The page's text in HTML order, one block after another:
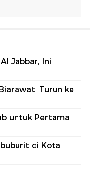
Jabbar, Ini
Turun ke
untuk Pertama
di Kota